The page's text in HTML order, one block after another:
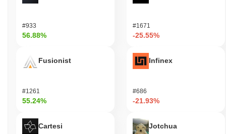
#933
56.88%
Fusionist
#1261
55.24%
Cartesi
#1671
-25.55%
Infinex
#686
-21.93%
Jotchua